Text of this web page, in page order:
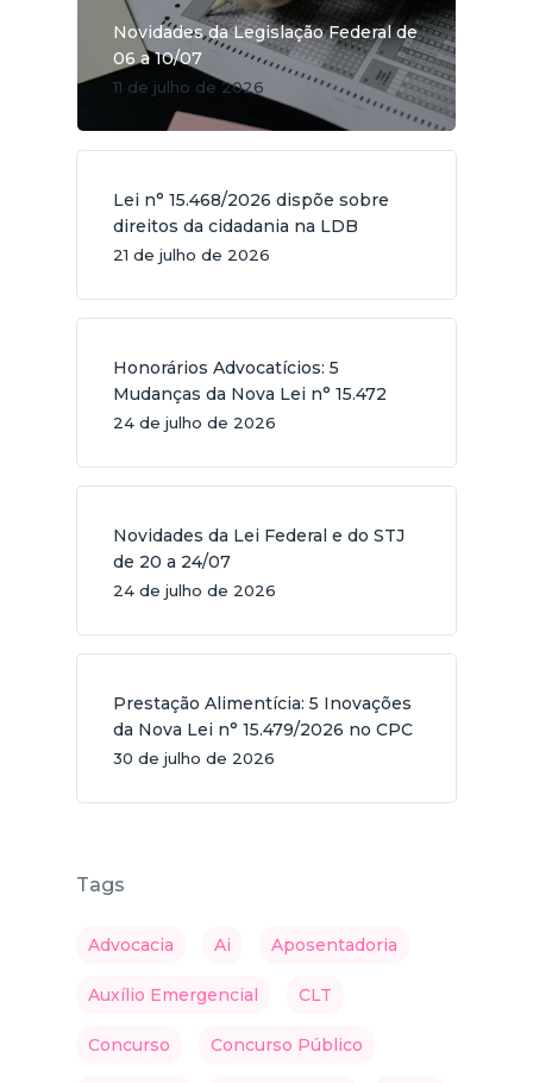
Novidades da Legislação Federal de
06 a 10/07
11 de julho de 2026
Lei n° 15.468/2026 dispõe sobre
direitos da cidadania na LDB
21 de julho de 2026
Honorários Advocatícios: 5
Mudanças da Nova Lei n° 15.472
24 de julho de 2026
Novidades da Lei Federal e do STJ
de 20 a 24/07
24 de julho de 2026
Prestação Alimentícia: 5 Inovações
da Nova Lei n° 15.479/2026 no CPC
30 de julho de 2026
Tags
Advocacia Ai Aposentadoria
Auxílio Emergencial CLT
Concurso Concurso Público